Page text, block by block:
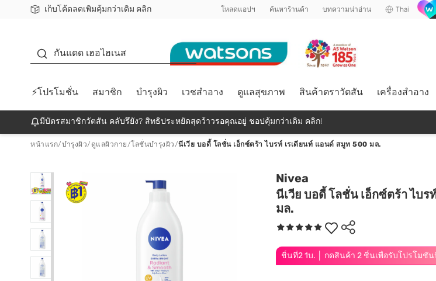
เก็บโค้ดลดเพิ่มคุ้มกว่าเดิม คลิก
ชอปออนไลน์ครั้งแรก ลดเพิ่มจุก ๆ 10%! 🎉
📦ส่งฟรี! เมื่อชอป 499฿
สมาชิกวัตสัน คลับดียังไง? โหลดแอปฯ ค้นหาร้านค้า บทความน่าอ่าน Thai
กันแดด เฮอไฮเนส
⚡โปรโมชั่น สมาชิก บำรุงผิว เวชสำอาง ดูแลสุขภาพ สินค้าตราวัตสัน เครื่องสำอาง
มีบัตรสมาชิกวัตสัน คลับรึยัง? สิทธิประหยัดสุดว้าวรอคุณอยู่ ชอปคุ้มกว่าเดิม คลิก!
หน้าแรก/บำรุงผิว/ ดูแลผิวกาย/โลชั่นบำรุงผิว/นีเวีย บอดี้ โลชั่น เอ็กซ์ตร้า ไบรท์ เรเดียนท์ แอนด์ สมูท 500 มล.
Nivea
นีเวีย บอดี้ โลชั่น เอ็กซ์ตร้า ไบ
มล.
ชิ้นที่2 1บ. │ กดสินค้า 2 ชิ้นเพื่อรับโปรโมชั